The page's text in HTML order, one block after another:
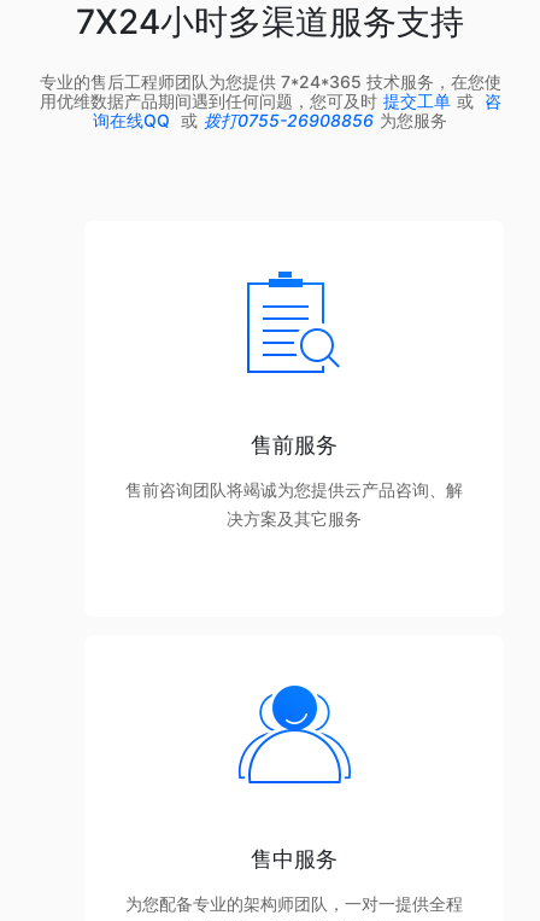
7X24小时多渠道服务支持
专业的售后工程师团队为您提供 7*24*365 技术服务，在您使
用优维数据产品期间遇到任何问题，您可及时 提交工单 或 咨
询在线QQ 或 拨打0755-26908856 为您服务
售前服务
售前咨询团队将竭诚为您提供云产品咨询、解
决方案及其它服务
售中服务
为您配备专业的架构师团队，一对一提供全程